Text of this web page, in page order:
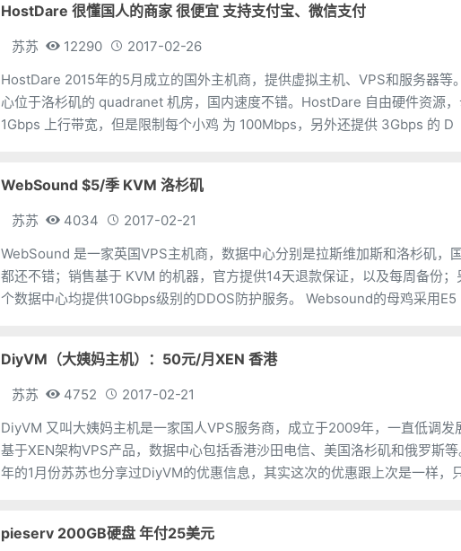
HostDare 很懂国人的商家 很便宜 支持支付宝、微信支付
苏苏 12290
2017-02-26
HostDare 2015年的5月成立的国外主机商，提供虚拟主机、VPS和服务器等
心位于洛杉矶的 quadranet 机房，国内速度不错。HostDare 自由硬件资源
1Gbps 上行带宽，但是限制每个小鸡 为 100Mbps，另外还提供 3Gbps 的 D
WebSound $5/季 KVM 洛杉矶
苏苏 4034
2017-02-21
WebSound 是一家英国VPS主机商，数据中心分别是拉斯维加斯和洛杉矶，
都还不错；销售基于 KVM 的机器，官方提供14天退款保证，以及每周备份；
个数据中心均提供10Gbps级别的DDOS防护服务。 Websound的母鸡采用E5 2620v2
DiyVM（大姨妈主机）：50元/月XEN 香港
苏苏 4752
2017-02-21
DiyVM 又叫大姨妈主机是一家国人VPS服务商，成立于2009年，一直低调发
基于XEN架构VPS产品，数据中心包括香港沙田电信、美国洛杉矶和俄罗斯等。
年的1月份苏苏也分享过DiyVM的优惠信息，其实这次的优惠跟上次是一样，
pieserv 200GB硬盘 年付25美元